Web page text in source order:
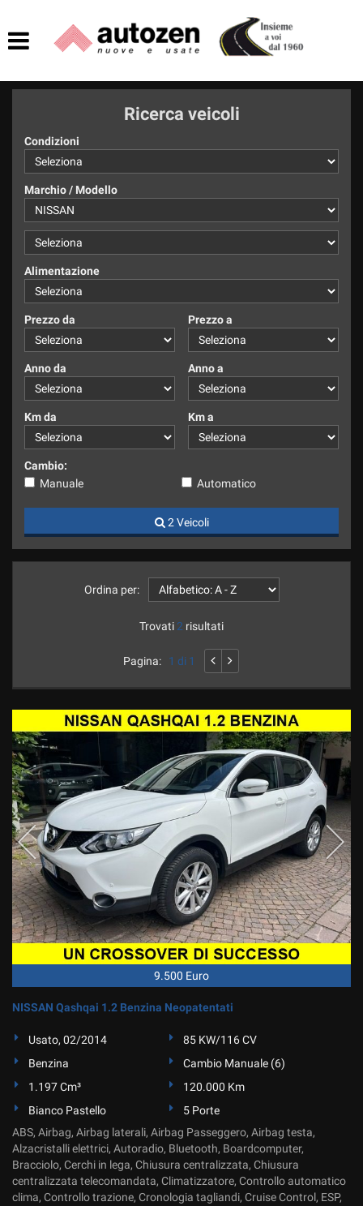
ACQUISTIAMO USATO
ASSISTENZA
Ricerca veicoli
Condizioni
Marchio / Modello
Alimentazione
Prezzo da Prezzo a
Anno da Anno a
Km da Km a
Cambio:
Manuale
Automatico
2 Veicoli
Ordina per:
Trovati 2 risultati
Pagina: 1 di 1
9.500 Euro
NISSAN Qashqai 1.2 Benzina Neopatentati
Usato, 02/2014
85 KW/116 CV
Benzina
Cambio Manuale (6)
1.197 Cm³
120.000 Km
Bianco Pastello
5 Porte
ABS, Airbag, Airbag laterali, Airbag Passeggero, Airbag testa,
Alzacristalli elettrici, Autoradio, Bluetooth, Boardcomputer,
Bracciolo, Cerchi in lega, Chiusura centralizzata, Chiusura
centralizzata telecomandata, Climatizzatore, Controllo automatico
clima, Controllo trazione, Cronologia tagliandi, Cruise Control, ESP,